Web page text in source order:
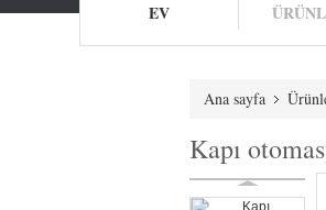
EV
Ana sayfa
Kapı